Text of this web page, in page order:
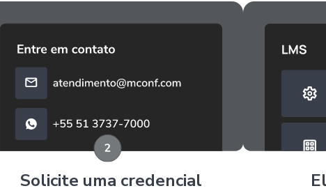
Solicite uma credencial